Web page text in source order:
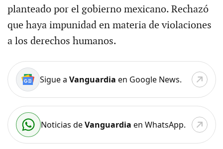
planteado por el gobierno mexicano. Rechazó
que haya impunidad en materia de violaciones
a los derechos humanos.
Sigue a Vanguardia en Google News.
Noticias deVanguardia en WhatsApp.